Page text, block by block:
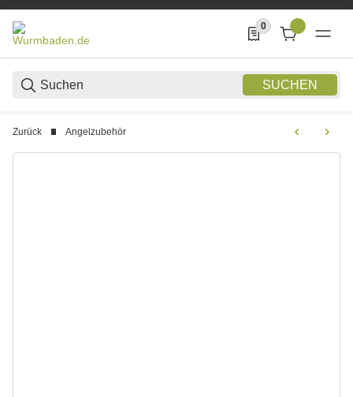
SUCHEN
0
0 Produkte in der
Zurück Angelzubehör